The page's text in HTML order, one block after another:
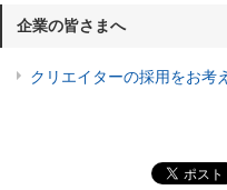
企業の皆さまへ
クリエイターの採用をお考